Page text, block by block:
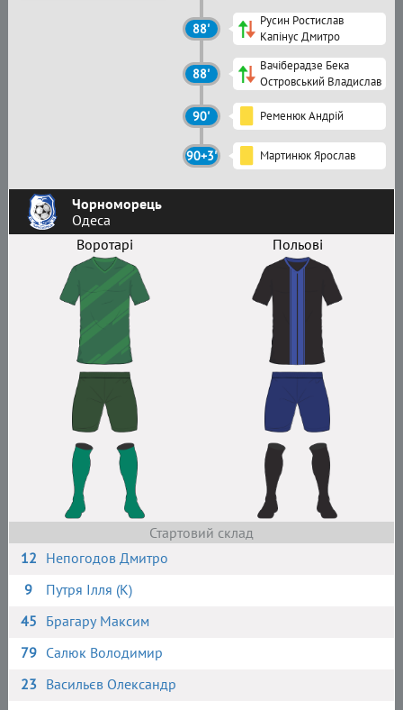
Чорноморець
Одеса
Воротарі
Польові
Стартовий склад
12 Непогодов Дмитро
9
Путря Ілля (К)
45 Брагару Максим
79 Салюк Володимир
23 Васильєв Олександр
88'
Русин Ростислав
Капінус Дмитро
88'
Вачіберадзе Бека
Островський Владислав
90' Ременюк Андрій
90+3' Мартинюк Ярослав